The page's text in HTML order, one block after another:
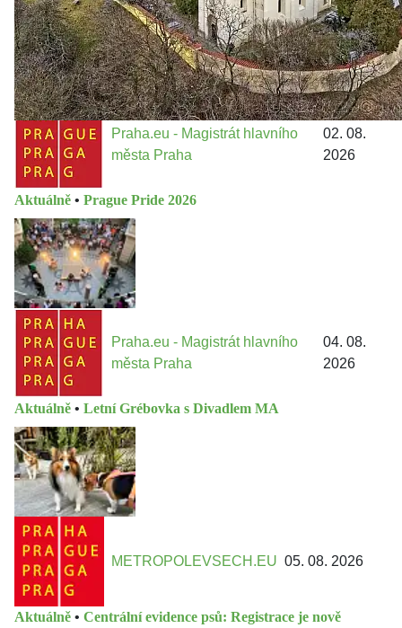
Praha.eu - Magistrát hlavního
města Praha
02. 08.
2026
Aktuálně • Prague Pride 2026
Praha.eu - Magistrát hlavního
města Praha
04. 08.
2026
Aktuálně • Letní Grébovka s Divadlem MA
METROPOLEVSECH.EU 05. 08. 2026
Aktuálně • Centrální evidence psů: Registrace je nově